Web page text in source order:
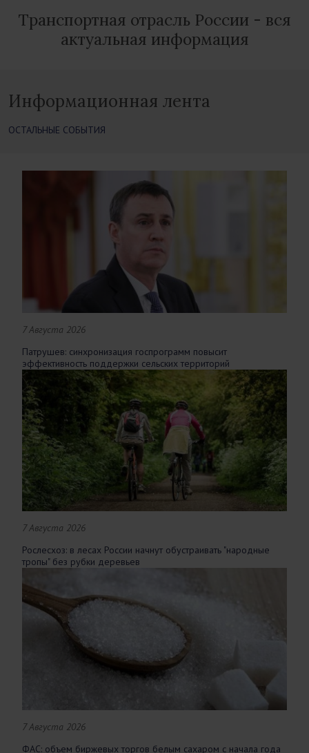
Транспортная отрасль России - вся
актуальная информация
Информационная лента
ОСТАЛЬНЫЕ СОБЫТИЯ
7 Августа 2026
Патрушев: синхронизация госпрограмм повысит
эффективность поддержки сельских территорий
7 Августа 2026
Рослесхоз: в лесах России начнут обустраивать "народные
тропы" без рубки деревьев
7 Августа 2026
ФАС: объем биржевых торгов белым сахаром с начала года